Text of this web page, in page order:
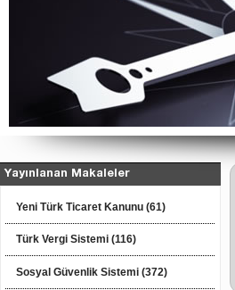
Yayınlanan Makaleler
Yeni Türk Ticaret Kanunu (61)
Türk Vergi Sistemi (116)
Sosyal Güvenlik Sistemi (372)